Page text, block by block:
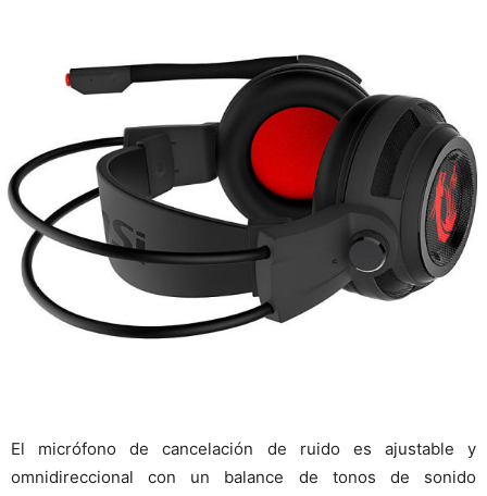
El micrófono de cancelación de ruido es ajustable y
omnidireccional con un balance de tonos de sonido